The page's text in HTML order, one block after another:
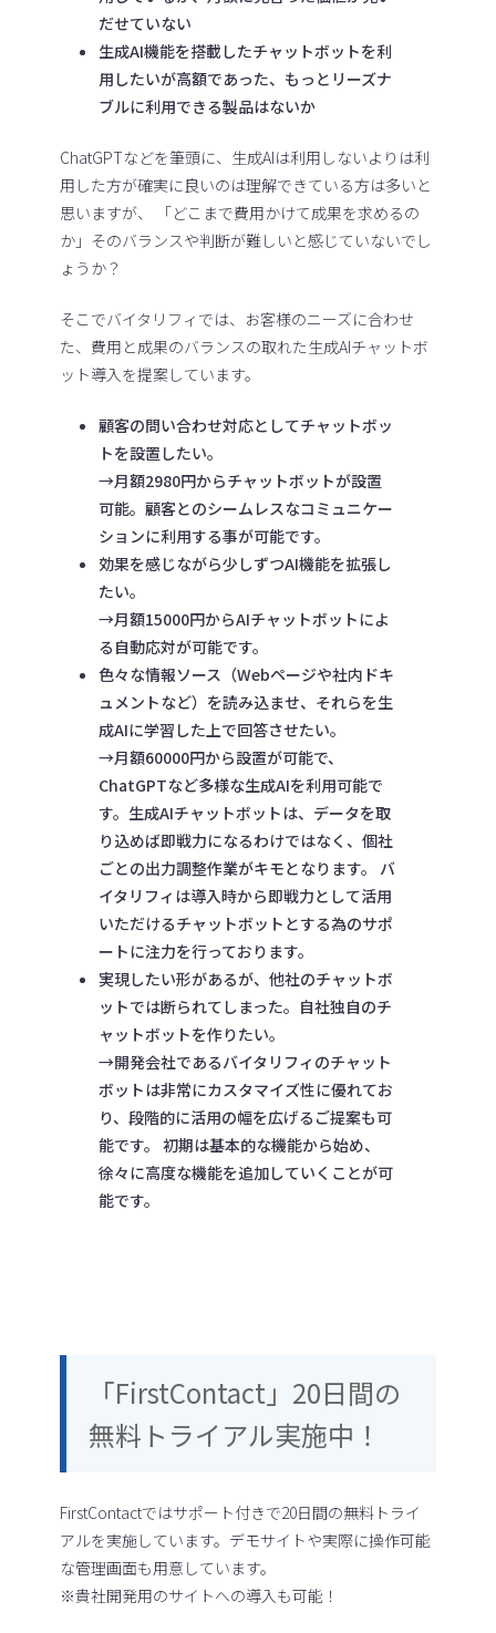
だせていない
生成AI機能を搭載したチャットボットを利
用したいが高額であった、もっとリーズナ
ブルに利用できる製品はないか
ChatGPTなどを筆頭に、生成AIは利用しないよりは利
用した方が確実に良いのは理解できている方は多いと
思いますが、 「どこまで費用かけて成果を求めるの
か」そのバランスや判断が難しいと感じていないでし
ょうか？
そこでバイタリフィでは、お客様のニーズに合わせ
た、費用と成果のバランスの取れた生成AIチャットボ
ット導入を提案しています。
顧客の問い合わせ対応としてチャットボッ
トを設置したい。
→月額2980円からチャットボットが設置
可能。顧客とのシームレスなコミュニケー
ションに利用する事が可能です。
効果を感じながら少しずつAI機能を拡張し
たい。
→月額15000円からAIチャットボットによ
る自動応対が可能です。
色々な情報ソース（Webページや社内ドキ
ュメントなど）を読み込ませ、それらを生
成AIに学習した上で回答させたい。
→月額60000円から設置が可能で、
ChatGPTなど多様な生成AIを利用可能で
す。生成AIチャットボットは、データを取
り込めば即戦力になるわけではなく、個社
ごとの出力調整作業がキモとなります。 バ
イタリフィは導入時から即戦力として活用
いただけるチャットボットとする為のサポ
ートに注力を行っております。
実現したい形があるが、他社のチャットボ
ットでは断られてしまった。自社独自のチ
ャットボットを作りたい。
→開発会社であるバイタリフィのチャット
ボットは非常にカスタマイズ性に優れてお
り、段階的に活用の幅を広げるご提案も可
能です。 初期は基本的な機能から始め、
徐々に高度な機能を追加していくことが可
能です。
「FirstContact」20日間の
無料トライアル実施中！
FirstContactではサポート付きで20日間の無料トライ
アルを実施しています。デモサイトや実際に操作可能
な管理画面も用意しています。
※貴社開発用のサイトへの導入も可能！